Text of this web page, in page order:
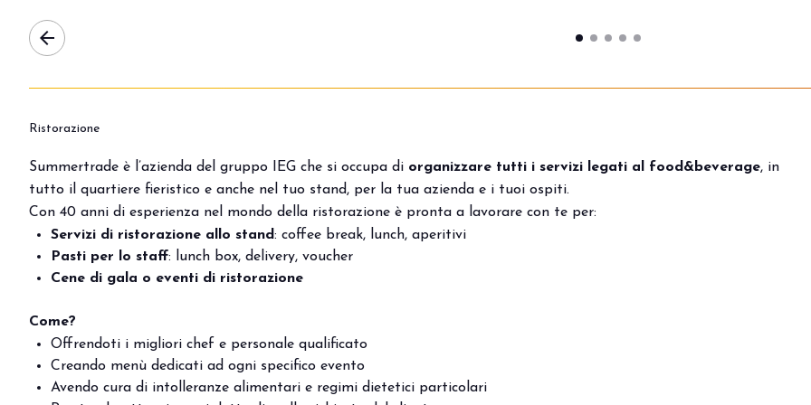
arrow_back
Ristorazione
Summertrade è l’azienda del gruppo IEG che si occupa di organizzare tutti i servizi legati al food&beverage, in
tutto il quartiere fieristico e anche nel tuo stand, per la tua azienda e i tuoi ospiti.
Con 40 anni di esperienza nel mondo della ristorazione è pronta a lavorare con te per:
Servizi di ristorazione allo stand: coffee break, lunch, aperitivi
Pasti per lo staff: lunch box, delivery, voucher
Cene di gala o eventi di ristorazione
Come?
Offrendoti i migliori chef e personale qualificato
Creando menù dedicati ad ogni specifico evento
Avendo cura di intolleranze alimentari e regimi dietetici particolari